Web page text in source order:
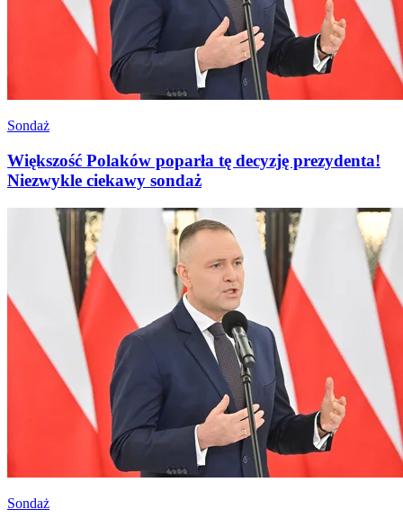
Sondaż
Większość Polaków poparła tę decyzję prezydenta!
Niezwykle ciekawy sondaż
Sondaż